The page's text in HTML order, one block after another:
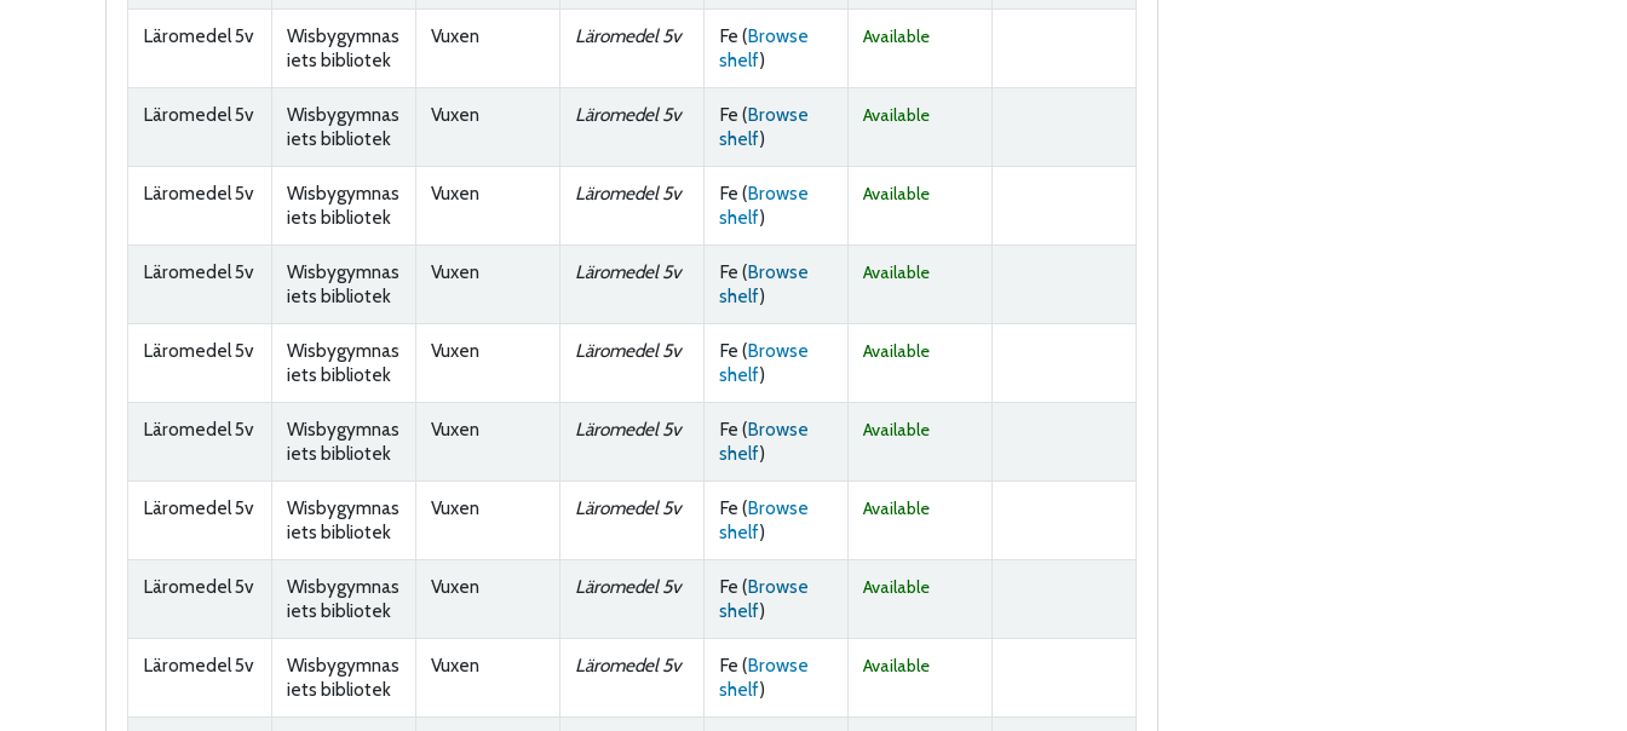
Läromedel 5v
Wisbygymnas
iets bibliotek
Vuxen Läromedel 5v Fe (Browse
shelf(Opens below)
)
Available
Läromedel 5v
Wisbygymnas
iets bibliotek
Vuxen Läromedel 5v Fe (Browse
shelf(Opens below)
)
Available
Läromedel 5v
Wisbygymnas
iets bibliotek
Vuxen Läromedel 5v Fe (Browse
shelf(Opens below)
)
Available
Läromedel 5v
Wisbygymnas
iets bibliotek
Vuxen Läromedel 5v Fe (Browse
shelf(Opens below)
)
Available
Läromedel 5v
Wisbygymnas
iets bibliotek
Vuxen Läromedel 5v Fe (Browse
shelf(Opens below)
)
Available
Läromedel 5v
Wisbygymnas
iets bibliotek
Vuxen Läromedel 5v Fe (Browse
shelf(Opens below)
)
Available
Läromedel 5v
Wisbygymnas
iets bibliotek
Vuxen Läromedel 5v Fe (Browse
shelf(Opens below)
)
Available
Läromedel 5v
Wisbygymnas
iets bibliotek
Vuxen Läromedel 5v Fe (Browse
shelf(Opens below)
)
Available
Läromedel 5v
Wisbygymnas
iets bibliotek
Vuxen Läromedel 5v Fe (Browse
shelf(Opens below)
)
Available